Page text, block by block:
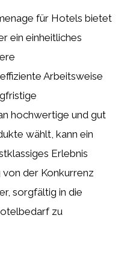
für Hotels bietet
ein einheitliches
Arbeitsweise
hochwertige und gut
wählt, kann ein
Erlebnis
der Konkurrenz
sorgfältig in die
zu